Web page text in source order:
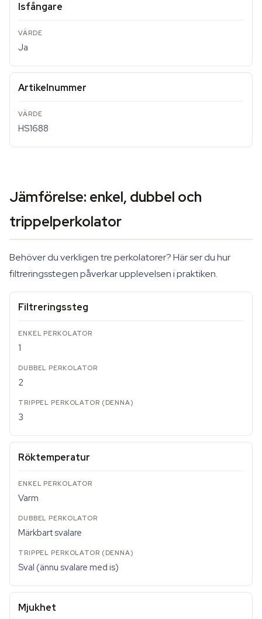
Isfångare
Ja
Artikelnummer
HS1688
Jämförelse: enkel, dubbel och
trippelperkolator
Behöver du verkligen tre perkolatorer? Här ser du hur
filtreringsstegen påverkar upplevelsen i praktiken.
Filtreringssteg
1
2
3
Röktemperatur
Varm
Märkbart svalare
Sval (ännu svalare med is)
Mjukhet